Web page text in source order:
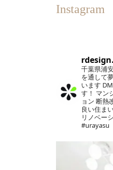
Instagram
千葉県浦
を通して
います
す！ マン
ョン 断熱
良い住ま
リノベー
#urayasu